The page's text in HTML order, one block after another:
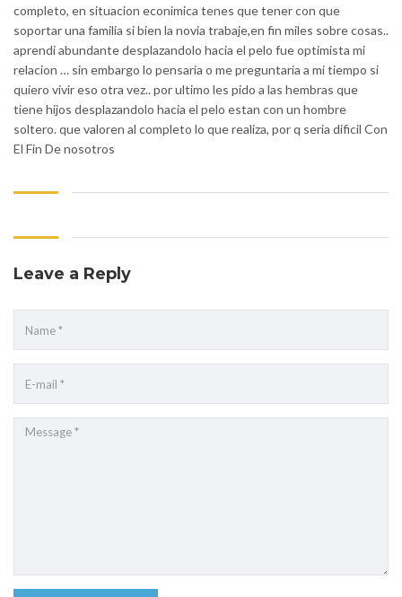
completo, en situacion econimica tenes que tener con que
soportar una familia si bien la novia trabaje,en fin miles sobre cosas..
aprendi abundante desplazandolo hacia el pelo fue optimista mi
relacion … sin embargo lo pensaria o me preguntaria a mi tiempo si
quiero vivir eso otra vez.. por ultimo les pido a las hembras que
tiene hijos desplazandolo hacia el pelo estan con un hombre
soltero. que valoren al completo lo que realiza, por q seri­a dificil Con
El Fin De nosotros
Leave a Reply